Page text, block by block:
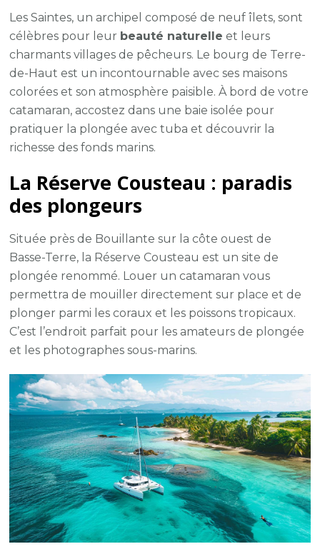
Les Saintes, un archipel composé de neuf îlets, sont
célèbres pour leur beauté naturelle et leurs
charmants villages de pêcheurs. Le bourg de Terre-
de-Haut est un incontournable avec ses maisons
colorées et son atmosphère paisible. À bord de votre
catamaran, accostez dans une baie isolée pour
pratiquer la plongée avec tuba et découvrir la
richesse des fonds marins.
La Réserve Cousteau : paradis
des plongeurs
Située près de Bouillante sur la côte ouest de
Basse-Terre, la Réserve Cousteau est un site de
plongée renommé. Louer un catamaran vous
permettra de mouiller directement sur place et de
plonger parmi les coraux et les poissons tropicaux.
C’est l’endroit parfait pour les amateurs de plongée
et les photographes sous-marins.